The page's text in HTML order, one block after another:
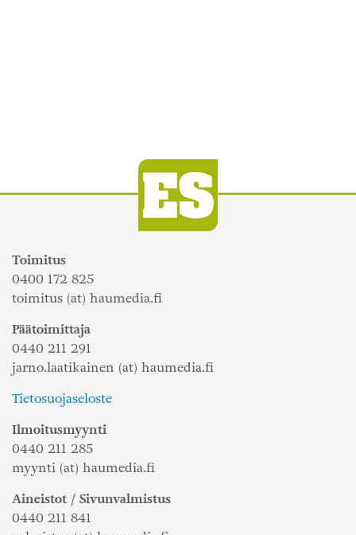
Toimitus
0400 172 825
toimitus (at) haumedia.fi
Päätoimittaja
0440 211 291
jarno.laatikainen (at) haumedia.fi
Tietosuojaseloste
Ilmoitusmyynti
0440 211 285
myynti (at) haumedia.fi
Aineistot / Sivunvalmistus
0440 211 841